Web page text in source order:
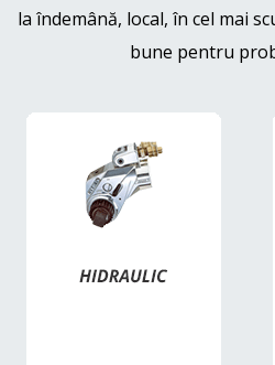
la îndemână, local, în cel mai
bune pentru